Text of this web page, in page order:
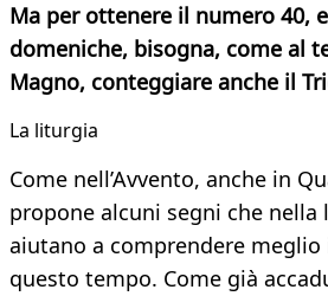
Ma per ottenere il numero 40,
domeniche, bisogna, come al
Magno, conteggiare anche il
La liturgia
Come nell’Avvento, anche in
propone alcuni segni che
aiutano a comprendere
questo tempo. Come già